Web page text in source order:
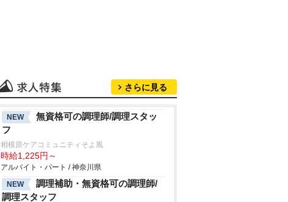
さらに見る
NEW
無資格可の調理師/調理スタッ
フ
相模原ケアコミュニティそよ風
時給1,225円～
アルバイト・パート / 神奈川県
NEW
調理補助・無資格可の調理師/
調理スタッフ